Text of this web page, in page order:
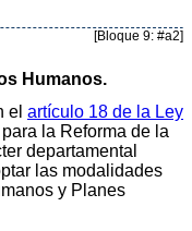
[Bloque 9: #a2]
Humanos.
el artículo 18 de la Ley
la Reforma de la
departamental
las modalidades
y Planes